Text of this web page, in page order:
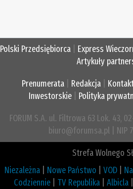
Polski Przedsiębiorca Express
Artykuły
Prenumerata Redakcja
Inwestorskie| Polityka
FORUM S.A. ul. Filtrowa 63 Lok. 43,
biuro@forumsa.pl | NIP
Strefa Wolnego
Niezależna
Nowe Państwo VOD
Codziennie
TV Republika Albicla